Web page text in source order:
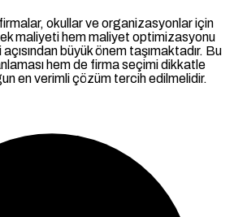
okullar ve organizasyonlar için
maliyeti hem maliyet optimizasyonu
büyük önem taşımaktadır. Bu
hem de firma seçimi dikkatle
en verimli çözüm tercih edilmelidir.